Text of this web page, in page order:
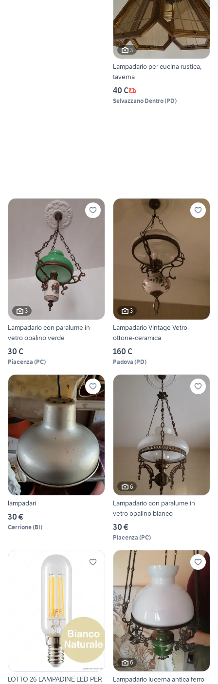
3
Lampadario per cucina rustica,
taverna
40 €
Selvazzano Dentro(PD)
3
Lampadario con paralume in
vetro opalino verde
30 €
Piacenza (PC)
3
Lampadario Vintage Vetro-
ottone-ceramica
160 €
Padova (PD)
lampadari
30 €
Cerrione(BI)
6
Lampadario con paralume in
vetro opalino bianco
30 €
Piacenza (PC)
LOTTO 26 LAMPADINE LED PER
6
Lampadario lucerna antica ferro